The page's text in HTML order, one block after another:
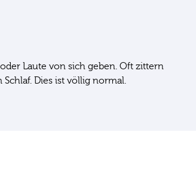
Laute von sich geben. Oft zittern
Dies ist völlig normal.